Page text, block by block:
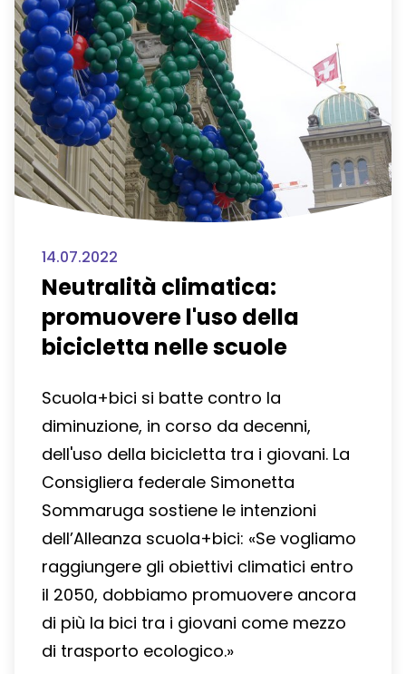
14.07.2022
Neutralità climatica:
promuovere l'uso della
bicicletta nelle scuole
Scuola+bici si batte contro la
diminuzione, in corso da decenni,
dell'uso della bicicletta tra i giovani. La
Consigliera federale Simonetta
Sommaruga sostiene le intenzioni
dell’Alleanza scuola+bici: «Se vogliamo
raggiungere gli obiettivi climatici entro
il 2050, dobbiamo promuovere ancora
di più la bici tra i giovani come mezzo
di trasporto ecologico.»
Deutsch
Français
Italian